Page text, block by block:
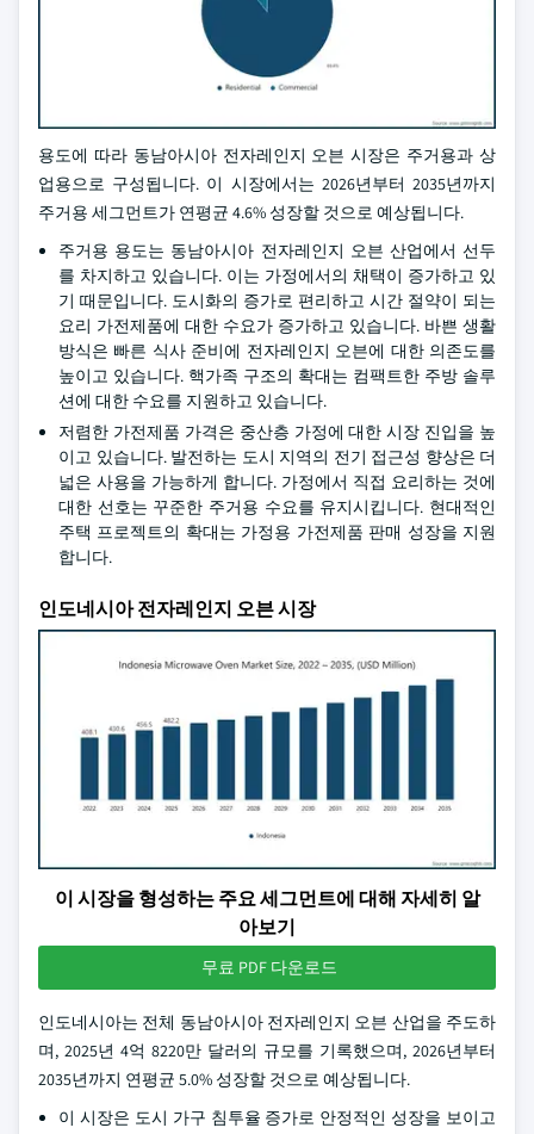
용도에 따라 동남아시아 전자레인지 오븐 시장은 주거용과 상
업용으로 구성됩니다. 이 시장에서는 2026년부터 2035년까지
주거용 세그먼트가 연평균 4.6% 성장할 것으로 예상됩니다.
주거용 용도는 동남아시아 전자레인지 오븐 산업에서 선두
를 차지하고 있습니다. 이는 가정에서의 채택이 증가하고 있
기 때문입니다. 도시화의 증가로 편리하고 시간 절약이 되는
요리 가전제품에 대한 수요가 증가하고 있습니다. 바쁜 생활
방식은 빠른 식사 준비에 전자레인지 오븐에 대한 의존도를
높이고 있습니다. 핵가족 구조의 확대는 컴팩트한 주방 솔루
션에 대한 수요를 지원하고 있습니다.
저렴한 가전제품 가격은 중산층 가정에 대한 시장 진입을 높
이고 있습니다. 발전하는 도시 지역의 전기 접근성 향상은 더
넓은 사용을 가능하게 합니다. 가정에서 직접 요리하는 것에
대한 선호는 꾸준한 주거용 수요를 유지시킵니다. 현대적인
주택 프로젝트의 확대는 가정용 가전제품 판매 성장을 지원
합니다.
인도네시아 전자레인지 오븐 시장
이 시장을 형성하는 주요 세그먼트에 대해 자세히 알
아보기
무료 PDF 다운로드
인도네시아는 전체 동남아시아 전자레인지 오븐 산업을 주도하
며, 2025년 4억 8220만 달러의 규모를 기록했으며, 2026년부터
2035년까지 연평균 5.0% 성장할 것으로 예상됩니다.
이 시장은 도시 가구 침투율 증가로 안정적인 성장을 보이고